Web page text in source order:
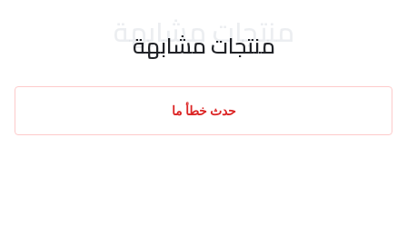
منتجات مشابهة
منتجات مشابهة
حدث خطأ ما